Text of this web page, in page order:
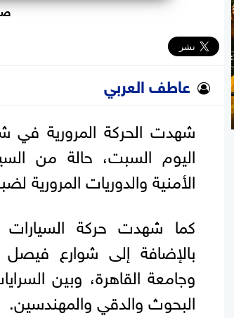
عاطف العربي
شهدت الحركة المرورية في
اليوم السبت، حالة من
الأمنية والدوريات المرورية
كما شهدت حركة السيارات
بالإضافة إلى شوارع فيصل
وجامعة القاهرة، وبين
البحوث والدقي والمهندسين.